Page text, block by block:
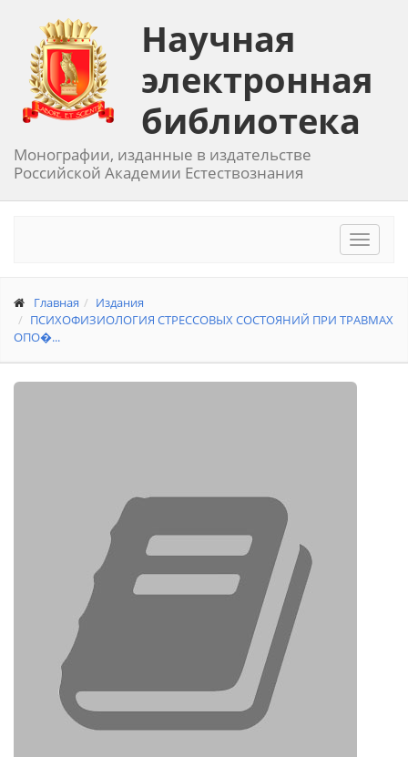
Научная
электронная
библиотека
Монографии, изданные в издательстве
Российской Академии Естествознания
Toggle
Главная
Издания
ПСИХОФИЗИОЛОГИЯ СТРЕССОВЫХ СОСТОЯНИЙ ПРИ ТРАВМАХ
ОПО�...